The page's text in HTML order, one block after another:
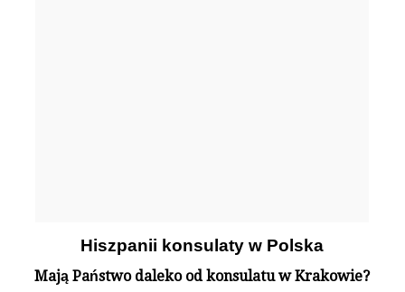
Hiszpanii konsulaty w Polska
Mają Państwo daleko od konsulatu w Krakowie?